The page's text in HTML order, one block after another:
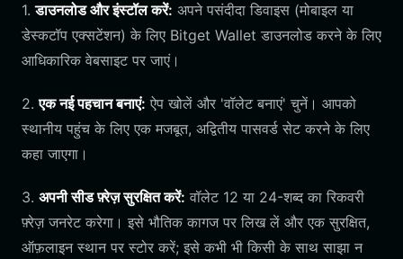
1.डाउनलोड और इंस्टॉल करें: अपने पसंदीदा डिवाइस (मोबाइल या
डेस्कटॉप एक्सटेंशन) के लिए Bitget Wallet डाउनलोड करने के लिए
आधिकारिक वेबसाइट पर जाएं।
2.एक नई पहचान बनाएं: ऐप खोलें और 'वॉलेट बनाएं' चुनें। आपको
स्थानीय पहुंच के लिए एक मजबूत, अद्वितीय पासवर्ड सेट करने के लिए
कहा जाएगा।
3. अपनी सीड फ़्रेज़ सुरक्षित करें: वॉलेट 12 या 24-शब्द का रिकवरी
फ़्रेज़ जनरेट करेगा। इसे भौतिक कागज पर लिख लें और एक सुरक्षित,
ऑफ़लाइन स्थान पर स्टोर करें; इसे कभी भी किसी के साथ साझा न